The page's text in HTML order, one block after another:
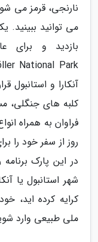
نارنجی، قرمز می
می توانید ببینید.
بازدید و برای
کلبه های جنگلی،
فراوان به همراه
روز از سفر خود را
در این پارک
شهر استانبول یا
کرایه کرده اید،
ملی طبیعی وارد